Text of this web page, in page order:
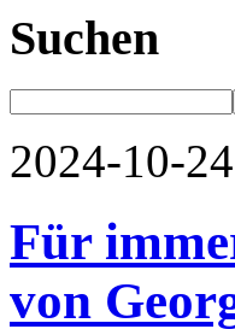
Suchen
2024-10-24
Für
von